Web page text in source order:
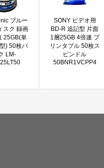
ブルー
スク 録画
25GB(単
) 50枚パ
LM-
SONY ビデオ用
BD-R 追記型 片面
1層25GB 4倍速 プ
リンタブル 50枚ス
ピンドル
50BNR1VCPP4